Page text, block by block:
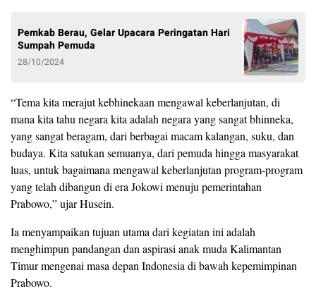
Pemkab Berau, Gelar Upacara Peringatan Hari
Sumpah Pemuda
28/10/2024
“Tema kita merajut kebhinekaan mengawal keberlanjutan, di
mana kita tahu negara kita adalah negara yang sangat bhinneka,
yang sangat beragam, dari berbagai macam kalangan, suku, dan
budaya. Kita satukan semuanya, dari pemuda hingga masyarakat
luas, untuk bagaimana mengawal keberlanjutan program-program
yang telah dibangun di era Jokowi menuju pemerintahan
Prabowo,” ujar Husein.
Ia menyampaikan tujuan utama dari kegiatan ini adalah
menghimpun pandangan dan aspirasi anak muda Kalimantan
Timur mengenai masa depan Indonesia di bawah kepemimpinan
Prabowo.